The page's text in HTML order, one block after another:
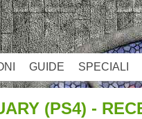
GUIDE SPECIALI
(PS4) -